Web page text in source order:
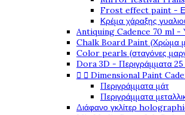
Frost effect paint -
Κρέμα χάραξης
Antiquing Cadence 70 ml -
Chalk Board Paint (Χρώμα
Color pearls (σταγόνες
Dora 3D - Περιγράμματα
  Dimensional Paint
Περιγράμματα μάτ
Περιγράμματα
Διάφανο γκλίτερ